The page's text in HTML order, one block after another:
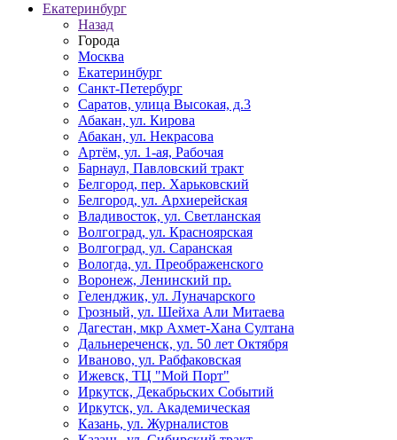
Екатеринбург
Назад
Города
Москва
Екатеринбург
Санкт-Петербург
Саратов, улица Высокая, д.3
Абакан, ул. Кирова
Абакан, ул. Некрасова
Артём, ул. 1-ая, Рабочая
Барнаул, Павловский тракт
Белгород, пер. Харьковский
Белгород, ул. Архиерейская
Владивосток, ул. Светланская
Волгоград, ул. Красноярская
Волгоград, ул. Саранская
Вологда, ул. Преображенского
Воронеж, Ленинский пр.
Геленджик, ул. Луначарского
Грозный, ул. Шейха Али Митаева
Дагестан, мкр Ахмет-Хана Султана
Дальнереченск, ул. 50 лет Октября
Иваново, ул. Рабфаковская
Ижевск, ТЦ "Мой Порт"
Иркутск, Декабрьских Событий
Иркутск, ул. Академическая
Казань, ул. Журналистов